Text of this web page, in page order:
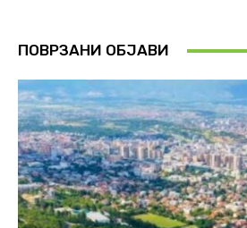
ПОВРЗАНИ ОБЈАВИ